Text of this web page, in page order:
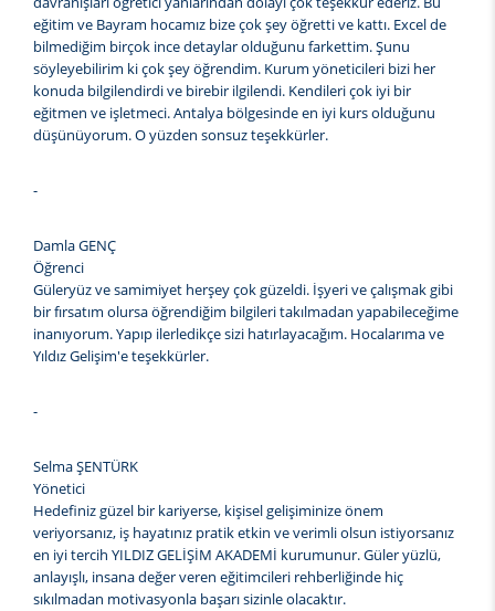
eğitim ve Bayram hocamız bize çok şey öğretti ve kattı. Excel de
bilmediğim birçok ince detaylar olduğunu farkettim. Şunu
söyleyebilirim ki çok şey öğrendim. Kurum yöneticileri bizi her
konuda bilgilendirdi ve birebir ilgilendi. Kendileri çok iyi bir
eğitmen ve işletmeci. Antalya bölgesinde en iyi kurs olduğunu
düşünüyorum. O yüzden sonsuz teşekkürler.
-
Damla GENÇ
Öğrenci
Güleryüz ve samimiyet herşey çok güzeldi. İşyeri ve çalışmak gibi
bir fırsatım olursa öğrendiğim bilgileri takılmadan yapabileceğime
inanıyorum. Yapıp ilerledikçe sizi hatırlayacağım. Hocalarıma ve
Yıldız Gelişim'e teşekkürler.
-
Selma ŞENTÜRK
Yönetici
Hedefiniz güzel bir kariyerse, kişisel gelişiminize önem
veriyorsanız, iş hayatınız pratik etkin ve verimli olsun istiyorsanız
en iyi tercih YILDIZ GELİŞİM AKADEMİ kurumunur. Güler yüzlü,
anlayışlı, insana değer veren eğitimcileri rehberliğinde hiç
sıkılmadan motivasyonla başarı sizinle olacaktır.